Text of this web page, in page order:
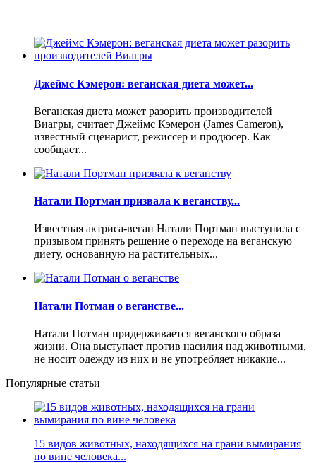
Джеймс Кэмерон: веганская диета может...
Веганская диета может разорить производителей
Виагры, считает Джеймс Кэмерон (James Cameron),
известный сценарист, режиссер и продюсер. Как
сообщает...
Натали Портман призвала к веганству...
Известная актриса-веган Натали Портман выступила с
призывом принять решение о переходе на веганскую
диету, основанную на растительных...
Натали Потман о веганстве...
Натали Потман придерживается веганского образа
жизни. Она выступает против насилия над животными,
не носит одежду из них и не употребляет никакие...
Популярные статьи
15 видов животных, находящихся на грани вымирания
по вине человека...